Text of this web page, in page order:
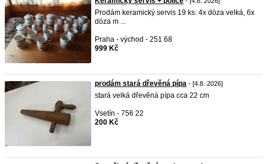
Prodám keramický servis 19 ks: 4x dóza velká, 6x
dóza m ...
Praha - východ - 251 68
999 Kč
prodám stará dřevěná pípa - [4.8. 2026]
stará velká dřevěná pípa cca 22 cm
Vsetín - 756 22
200 Kč